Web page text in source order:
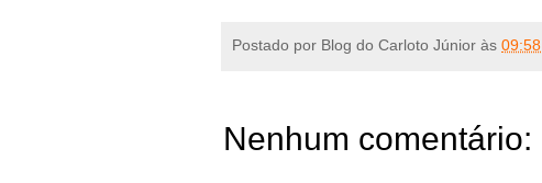
Postado por Blog do Carloto Júnior às 09:58
Nenhum comentário: